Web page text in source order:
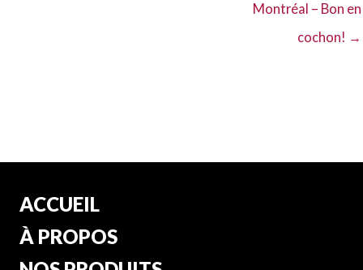
Montréal – Bon en
cochon! →
ACCUEIL
À PROPOS